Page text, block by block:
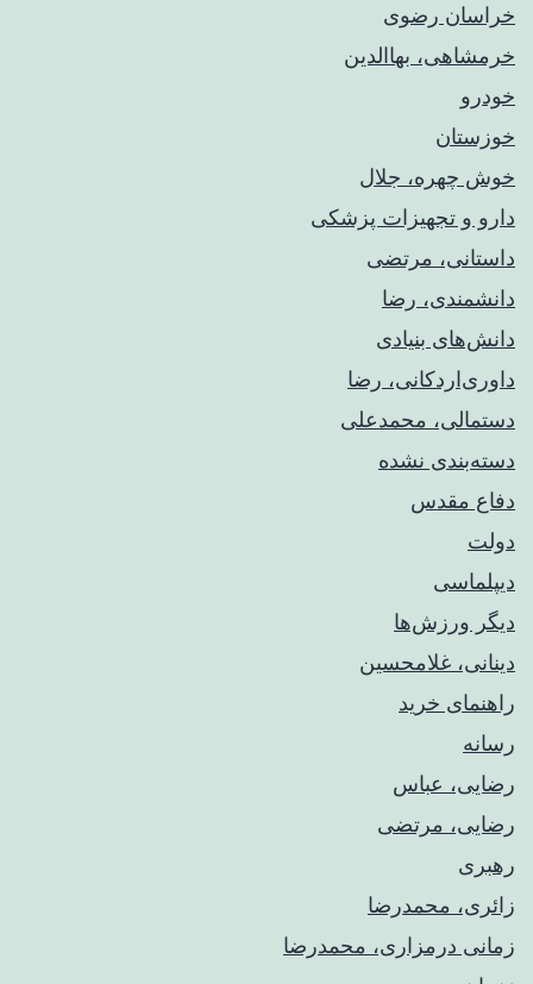
خراسان رضوی
خرمشاهی، بهاالدین
خودرو
خوزستان
خوش چهره، جلال
دارو و تجهیزات پزشکی
داستانی، مرتضی
دانشمندی، رضا
دانش‌های بنیادی
داوری‌اردکانی، رضا
دستمالی، محمدعلی
دسته‌بندی نشده
دفاع مقدس
دولت
دیپلماسی
دیگر ورزش‌ها
دینانی، غلامحسین
راهنمای خريد
رسانه
رضایی، عباس
رضایی، مرتضی
رهبری
زائری، محمدرضا
زمانی درمزاری، محمدرضا